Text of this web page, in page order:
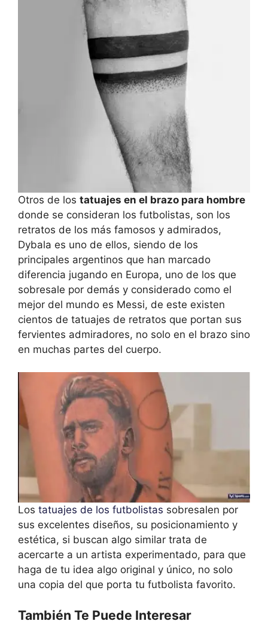
Otros de los tatuajes en el brazo para hombre
donde se consideran los futbolistas, son los
retratos de los más famosos y admirados,
Dybala es uno de ellos, siendo de los
principales argentinos que han marcado
diferencia jugando en Europa, uno de los que
sobresale por demás y considerado como el
mejor del mundo es Messi, de este existen
cientos de tatuajes de retratos que portan sus
fervientes admiradores, no solo en el brazo sino
en muchas partes del cuerpo.
Los tatuajes de los futbolistas sobresalen por
sus excelentes diseños, su posicionamiento y
estética, si buscan algo similar trata de
acercarte a un artista experimentado, para que
haga de tu idea algo original y único, no solo
una copia del que porta tu futbolista favorito.
También Te Puede Interesar